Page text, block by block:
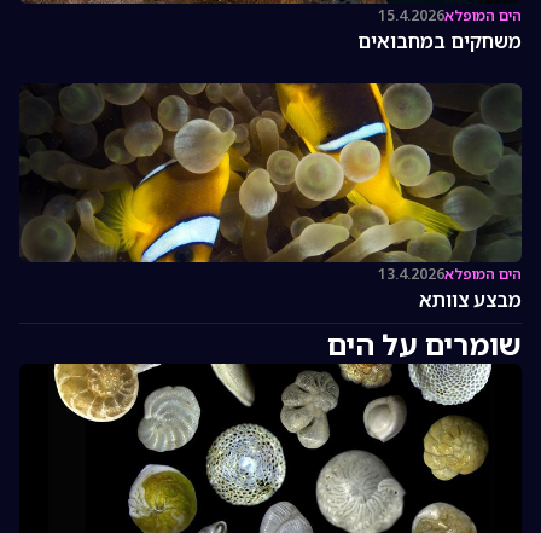
הים המופלא15.4.2026
משחקים במחבואים
הים המופלא13.4.2026
מבצע צוותא
שומרים על הים